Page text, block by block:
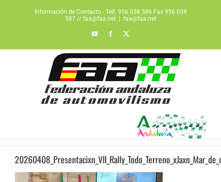
Información de Contacto - Telf. 956 038 586 Fax 956 038
587 // faa@faa.net
faa@faa.net
YouTubeFacebook